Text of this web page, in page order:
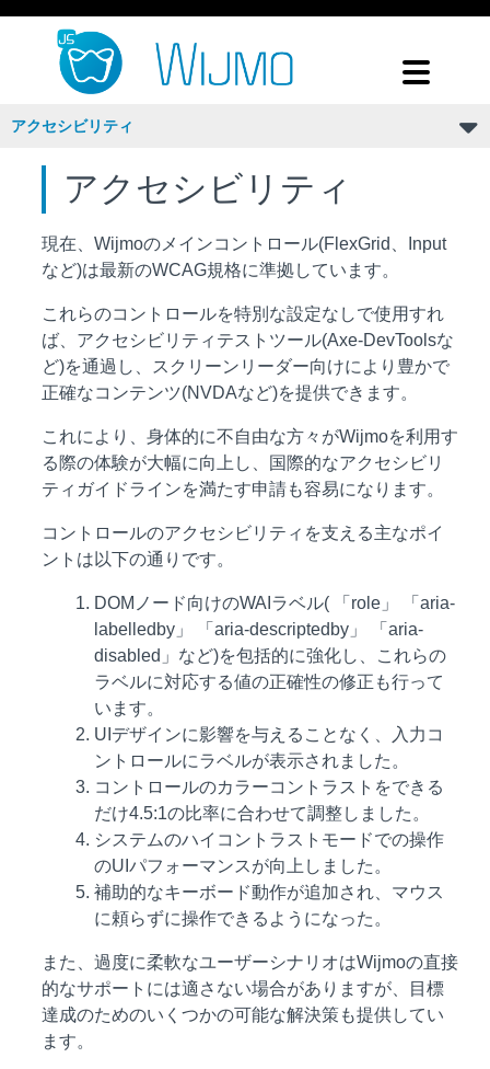
アクセシビリティ
アクセシビリティ
現在、Wijmoのメインコントロール(FlexGrid、Input
など)は最新のWCAG規格に準拠しています。
これらのコントロールを特別な設定なしで使用すれ
ば、アクセシビリティテストツール(Axe-DevToolsな
ど)を通過し、スクリーンリーダー向けにより豊かで
正確なコンテンツ(NVDAなど)を提供できます。
これにより、身体的に不自由な方々がWijmoを利用す
る際の体験が大幅に向上し、国際的なアクセシビリ
ティガイドラインを満たす申請も容易になります。
コントロールのアクセシビリティを支える主なポイ
ントは以下の通りです。
DOMノード向けのWAIラベル( 「role」 「aria-
labelledby」 「aria-descriptedby」 「aria-
disabled」など)を包括的に強化し、これらの
ラベルに対応する値の正確性の修正も行って
います。
UIデザインに影響を与えることなく、入力コ
ントロールにラベルが表示されました。
コントロールのカラーコントラストをできる
だけ4.5:1の比率に合わせて調整しました。
システムのハイコントラストモードでの操作
のUIパフォーマンスが向上しました。
補助的なキーボード動作が追加され、マウス
に頼らずに操作できるようになった。
また、過度に柔軟なユーザーシナリオはWijmoの直接
的なサポートには適さない場合がありますが、目標
達成のためのいくつかの可能な解決策も提供してい
ます。